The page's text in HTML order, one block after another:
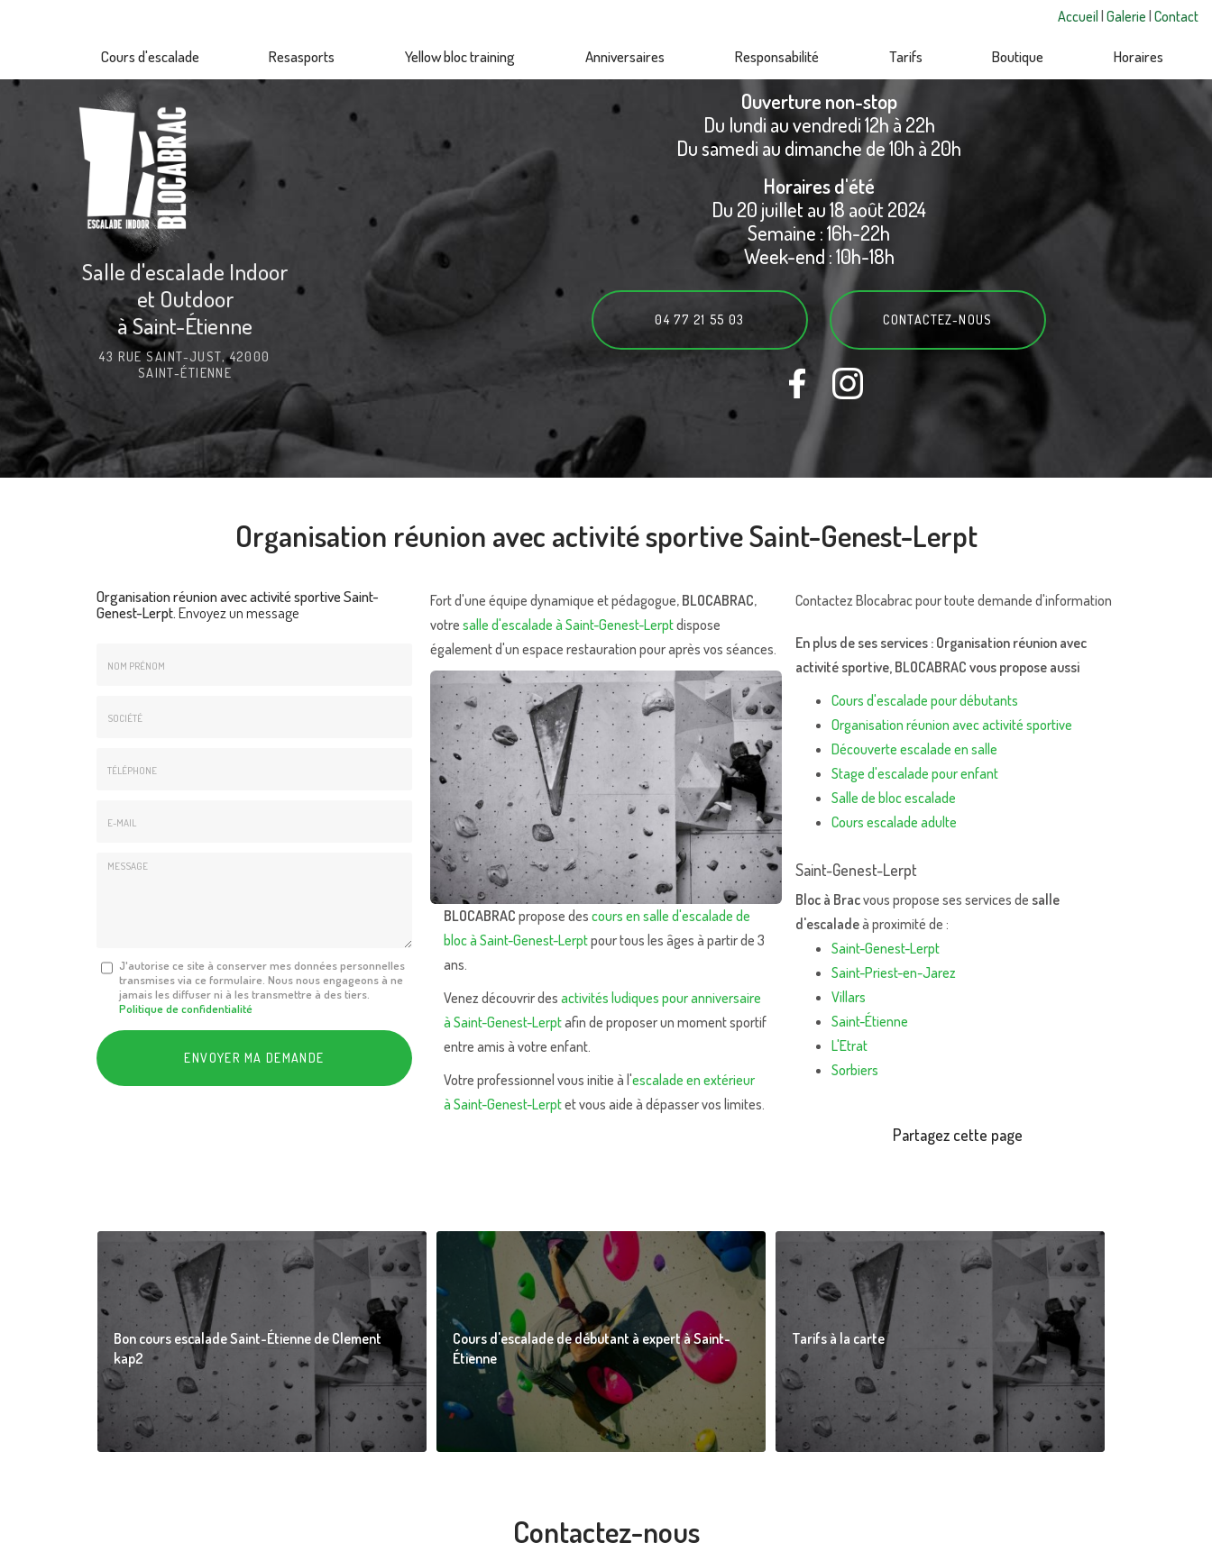
principal
Accueil Galerie Contact
Cours d'escalade Resasports Yellow bloc training Anniversaires Responsabilité Tarifs Boutique Horaires
Salle d'escalade Indoor
et Outdoor
à Saint-Étienne
43 RUE SAINT-JUST, 42000
SAINT-ÉTIENNE
Ouverture non-stop
Du lundi au vendredi 12h à 22h
Du samedi au dimanche de 10h à 20h
Horaires d'été
Du 20 juillet au 18 août 2024
Semaine : 16h-22h
Week-end : 10h-18h
04 77 21 55 03 CONTACTEZ-NOUS
Organisation réunion avec activité sportive Saint-Genest-Lerpt
Organisation réunion avec activité sportive Saint-
Genest-Lerpt.Envoyez un message
MessageJ'autorise ce site à conserver mes données personnelles
transmises via ce formulaire. Nous nous engageons à ne
jamais les diffuser ni à les transmettre à des tiers.
Politique de confidentialité
Acceptation
RGPD
ENVOYER MA DEMANDE
Fort d'une équipe dynamique et pédagogue, BLOCABRAC,
votre salle d'escalade à Saint-Genest-Lerptdispose
également d'un espace restauration pour après vos séances.
BLOCABRAC propose des cours en salle d'escalade de
bloc à Saint-Genest-Lerptpour tous les âges à partir de 3
ans.
Venez découvrir des activités ludiques pour anniversaire
à Saint-Genest-Lerptafin de proposer un moment sportif
entre amis à votre enfant.
Votre professionnel vous initie à l'escalade en extérieur
à Saint-Genest-Lerptet vous aide à dépasser vos limites.
Contactez Blocabrac pour toute demande d'information
En plus de ses services : Organisation réunion avec
activité sportive, BLOCABRAC vous propose aussi
Cours d'escalade pour débutants
Organisation réunion avec activité sportive
Découverte escalade en salle
Stage d'escalade pour enfant
Salle de bloc escalade
Cours escalade adulte
Saint-Genest-Lerpt
Bloc à Bracvous propose ses services de salle
d'escaladeà proximité de :
Saint-Genest-Lerpt
Saint-Priest-en-Jarez
Villars
Saint-Étienne
L'Etrat
Sorbiers
Bon cours escalade Saint-Étienne de Clement
kap2
Cours d'escalade de débutant à expert à Saint-
Étienne
Tarifs à la carte
Contactez-nous